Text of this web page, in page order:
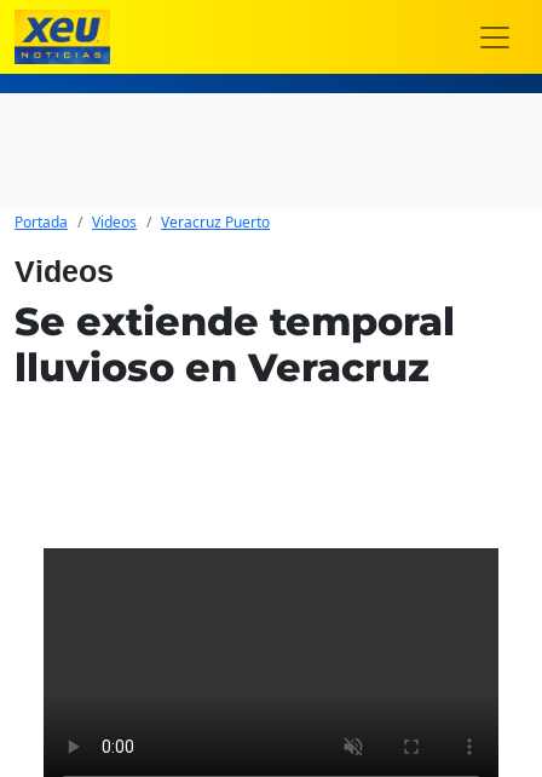
Portada Videos Veracruz Puerto
Videos
Se extiende temporal
lluvioso en Veracruz